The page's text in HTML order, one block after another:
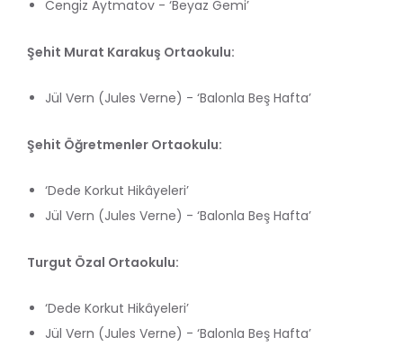
Cengiz Aytmatov - ‘Beyaz Gemi’
Şehit Murat Karakuş Ortaokulu:
Jül Vern (Jules Verne) - ‘Balonla Beş Hafta’
Şehit Öğretmenler Ortaokulu:
‘Dede Korkut Hikâyeleri’
Jül Vern (Jules Verne) - ‘Balonla Beş Hafta’
Turgut Özal Ortaokulu:
‘Dede Korkut Hikâyeleri’
Jül Vern (Jules Verne) - ‘Balonla Beş Hafta’